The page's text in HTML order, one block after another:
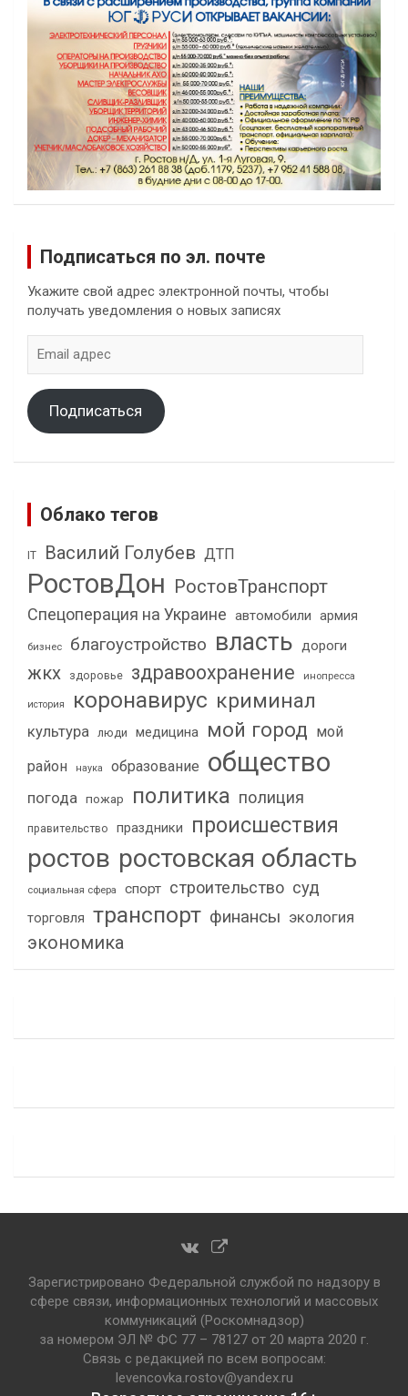
Подписаться по эл. почте
Укажите свой адрес электронной почты, чтобы
получать уведомления о новых записях
адрес
Подписаться
Облако тегов
IT Василий Голубев ДТП
РостовДон РостовТранспорт
Спецоперация на Украине автомобили армия
бизнес благоустройство власть дороги
жкх здоровье здравоохранение инопресса
история коронавирус криминал
культура люди медицина мой город мой
район
наука образование общество
погода пожар политика полиция
правительство праздники происшествия
ростов ростовская область
социальная сфера спорт строительство суд
торговля транспорт финансы экология
экономика
Зарегистрировано Федеральной службой по надзору в
сфере связи, информационных технологий и массовых
коммуникаций (Роскомнадзор)
за номером ЭЛ № ФС 77 – 78127 от 20 марта 2020 г.
Связь с редакцией по всем вопросам:
levencovka.rostov@yandex.ru